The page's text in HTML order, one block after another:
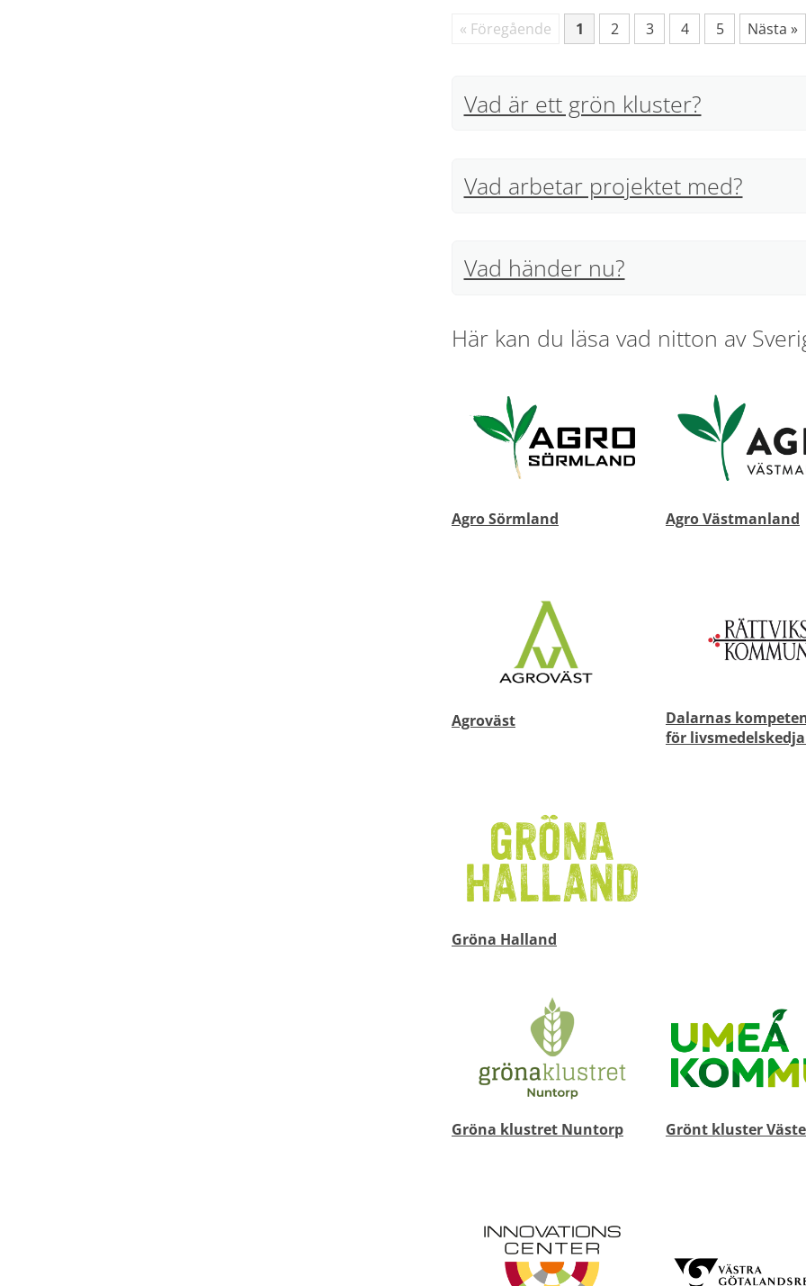
samverkan och utbyte mellan
dem. Projektledare Johanna
här två dagarna?
Fler sökträffar
« Föregående Sida
1 Sida
2 Sida
3 Sida
4 Sida
5 Nästa »
Vad är ett grön kluster?
Vad arbetar projektet med?
Vad händer nu?
Här kan du läsa vad nitton av
Agro Sörmland Agro Västmanland
Agroväst
Dalarnas
för
Gröna Halland
Gröna klustret Nuntorp Grönt kluster